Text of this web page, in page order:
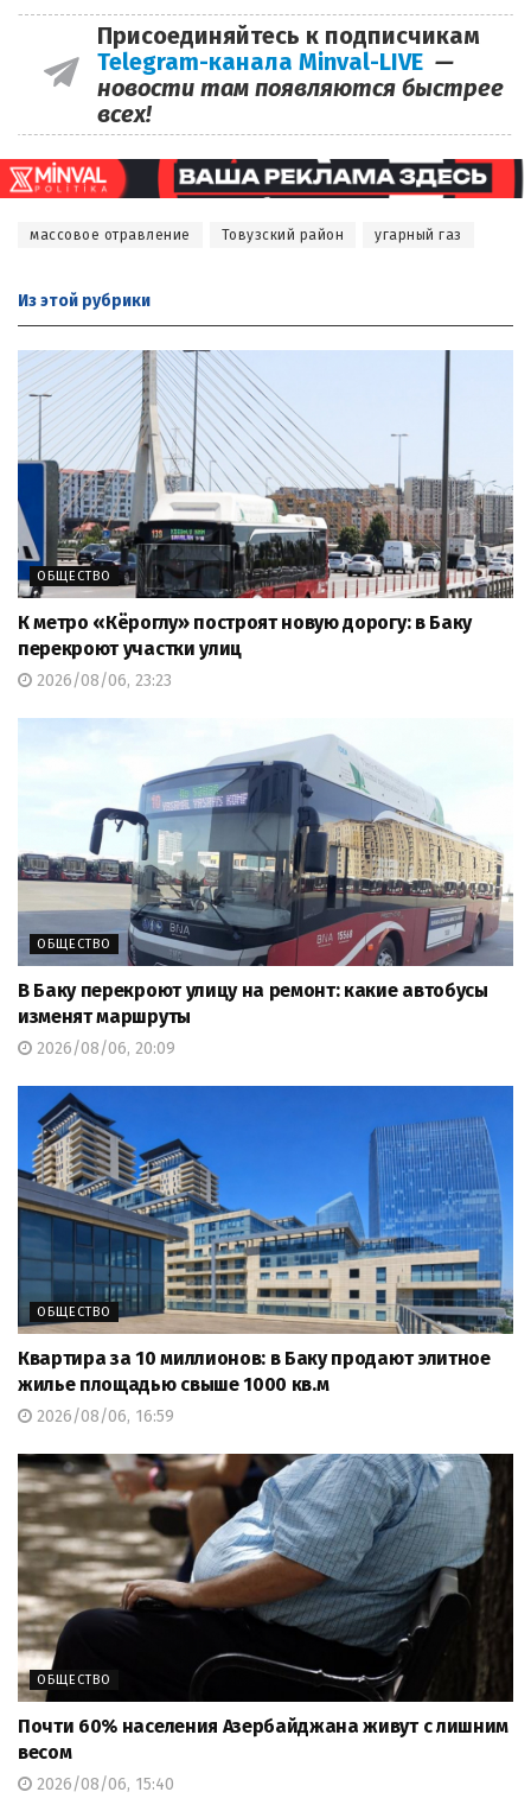
Присоединяйтесь к подписчикам
Telegram-канала Minval-LIVE —
новости там появляются быстрее
всех!
массовое отравление Товузский район угарный газ
Из этой рубрики
ОБЩЕСТВО
К метро «Кёроглу» построят новую дорогу: в Баку
перекроют участки улиц
2026/08/06, 23:23
ОБЩЕСТВО
В Баку перекроют улицу на ремонт: какие автобусы
изменят маршруты
2026/08/06, 20:09
ОБЩЕСТВО
Квартира за 10 миллионов: в Баку продают элитное
жилье площадью свыше 1000 кв.м
2026/08/06, 16:59
ОБЩЕСТВО
Почти 60% населения Азербайджана живут с лишним
весом
2026/08/06, 15:40